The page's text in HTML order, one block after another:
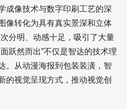
成像技术与数字印刷工艺的深
像转化为具有真实景深和立体
分明、动感十足，吸引了大量
跃然而出”不仅是智达的技术理
。从动漫海报到包装装潢，智
的视觉呈现方式，推动视觉创